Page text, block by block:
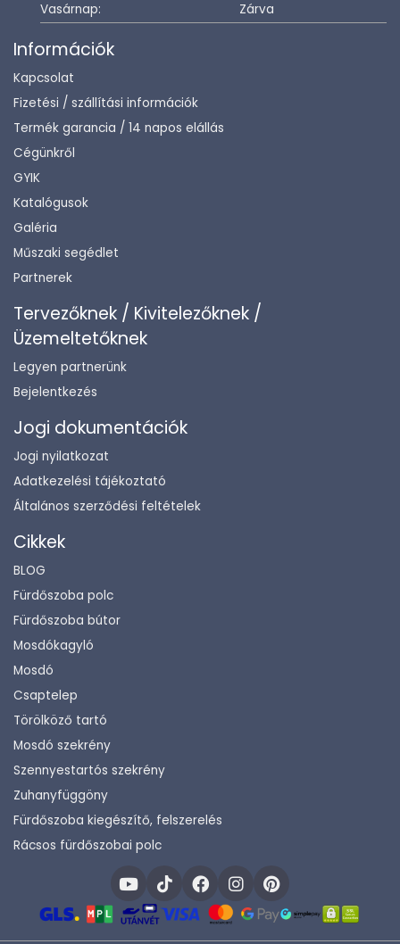
Vasárnap:
Zárva
Információk
Kapcsolat
Fizetési / szállítási információk
Termék garancia / 14 napos elállás
Cégünkről
GYIK
Katalógusok
Galéria
Műszaki segédlet
Partnerek
Tervezőknek / Kivitelezőknek /
Üzemeltetőknek
Legyen partnerünk
Bejelentkezés
Jogi dokumentációk
Jogi nyilatkozat
Adatkezelési tájékoztató
Általános szerződési feltételek
Cikkek
BLOG
Fürdőszoba polc
Fürdőszoba bútor
Mosdókagyló
Mosdó
Csaptelep
Törölköző tartó
Mosdó szekrény
Szennyestartós szekrény
Zuhanyfüggöny
Fürdőszoba kiegészítő, felszerelés
Rácsos fürdőszobai polc